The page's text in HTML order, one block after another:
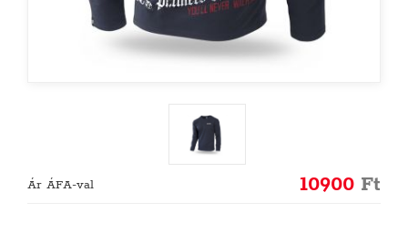
Ár ÁFA-val 10900 Ft